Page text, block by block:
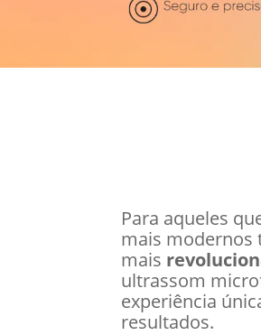
Para aqueles
mais modernos
mais
ultrassom
experiência
resultados.